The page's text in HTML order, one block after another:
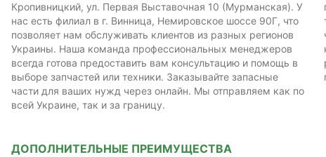
Кропивницкий, ул. Первая Выставочная 10 (Мурманская). У
нас есть филиал в г. Винница, Немировское шоссе 90Г, что
позволяет нам обслуживать клиентов из разных регионов
Украины. Наша команда профессиональных менеджеров
всегда готова предоставить вам консультацию и помощь в
выборе запчастей или техники. Заказывайте запасные
части для ваших нужд через онлайн. Мы отправляем как по
всей Украине, так и за границу.
ДОПОЛНИТЕЛЬНЫЕ ПРЕИМУЩЕСТВА